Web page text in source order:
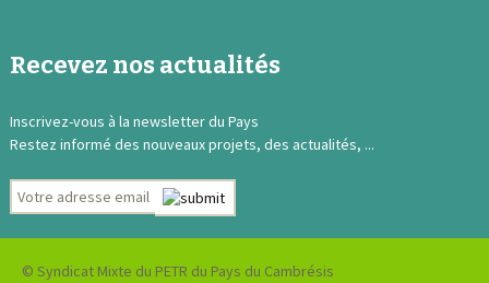
Recevez nos actualités
Inscrivez-vous à la newsletter du Pays
Restez informé des nouveaux projets, des actualités, ...
© Syndicat Mixte du PETR du Pays du Cambrésis